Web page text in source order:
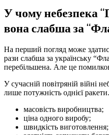
У чому небезпека
вона слабша за
На перший погляд може
рази слабша за українську
перебільшена. Але це
У сучасній повітряній війні
лише потужність однієї
масовість виробництва;
ціна одного виробу;
швидкість виготовлення;